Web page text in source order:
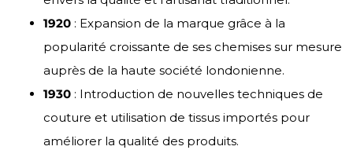
1920 : Expansion de la marque grâce à la
popularité croissante de ses chemises sur mesure
auprès de la haute société londonienne.
1930 : Introduction de nouvelles techniques de
couture et utilisation de tissus importés pour
améliorer la qualité des produits.